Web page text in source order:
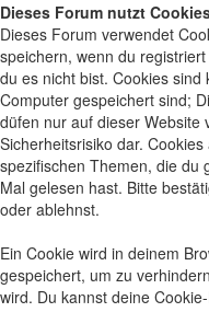
Dieses Forum nutzt
Dieses Forum verwendet
speichern, wenn du
du es nicht bist. Cookies
Computer gespeichert sind;
düfen nur auf dieser Website
Sicherheitsrisiko dar.
spezifischen Themen, die du
Mal gelesen hast. Bitte
oder ablehnst.
Ein Cookie wird in deinem
gespeichert, um zu
wird. Du kannst deine